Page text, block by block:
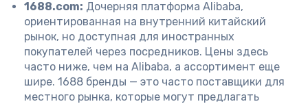
1688.com: Дочерняя платформа Alibaba,
ориентированная на внутренний китайский
рынок, но доступная для иностранных
покупателей через посредников. Цены здесь
часто ниже, чем на Alibaba, а ассортимент еще
шире. 1688 бренды — это часто поставщики для
местного рынка, которые могут предлагать